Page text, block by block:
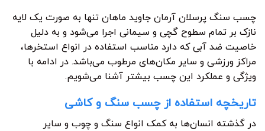
چسب سنگ پرسلان آرمان جاوید ماهان تنها به صورت یک لایه
نازک بر تمام سطوح گچی و سیمانی اجرا می‌شود و به دلیل
خاصیت ضد آبی که دارد مناسب استفاده در انواع استخرها،
مراکز ورزشی و سایر مکان‌های مرطوب می‌باشد. در ادامه با
ویژگی و عملکرد این چسب بیشتر آشنا می‌شویم.
تاریخچه استفاده از چسب سنگ و کاشی
در گذشته انسان‌ها به کمک انواع سنگ و چوب و سایر